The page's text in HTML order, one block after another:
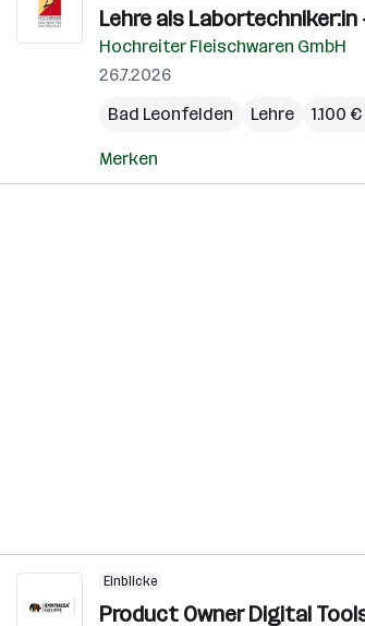
Lehre als
Hochreiter Fleischwaren GmbH
26.7.2026
Bad Leonfelden
Lehre 1.100
Merken
Einblicke
Product Owner Digital